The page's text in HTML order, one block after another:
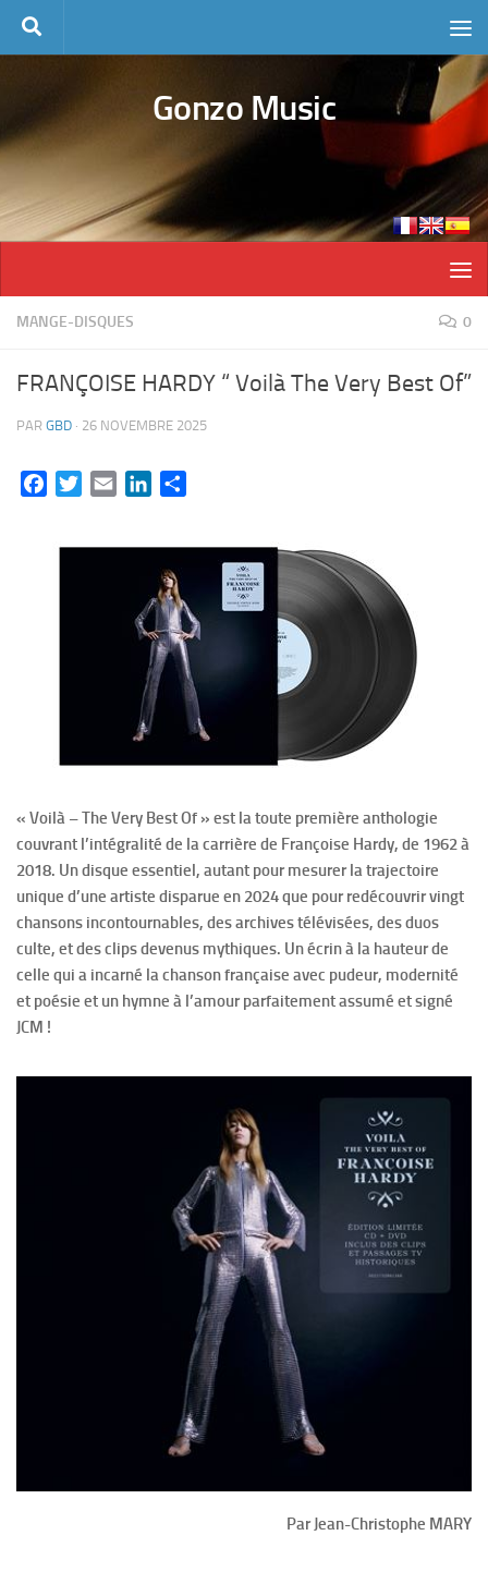
Skip to content
Gonzo Music
MANGE-DISQUES 0
FRANÇOISE HARDY “ Voilà The Very Best Of”
PAR GBD · 26 NOVEMBRE 2025
FacebookTwitterEmail LinkedIn
« Voilà – The Very Best Of » est la toute première anthologie
couvrant l’intégralité de la carrière de Françoise Hardy, de 1962 à
2018. Un disque essentiel, autant pour mesurer la trajectoire
unique d’une artiste disparue en 2024 que pour redécouvrir vingt
chansons incontournables, des archives télévisées, des duos
culte, et des clips devenus mythiques. Un écrin à la hauteur de
celle qui a incarné la chanson française avec pudeur, modernité
et poésie et un hymne à l’amour parfaitement assumé et signé
JCM !
Par Jean-Christophe MARY